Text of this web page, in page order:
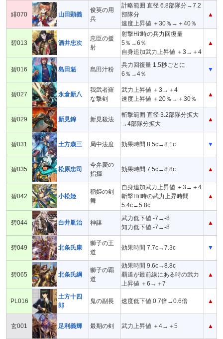
緋070 山田顕義
俊英の用
兵
計略範囲 直径 6.8部隊分→7.2
部隊分
速度上昇値 ＋30％→＋40％
▲
碧013 酒井忠次
忠臣の援
射
射撃Hit時の兵力回復量
5％→6％
自身追加武力上昇値 ＋3→＋4
▲
碧016 島田魁 島田汁粉
兵力回復量 1.5秒ごとに
6％→4％
▼
碧027 永倉新八
我武者羅
な撃剣
武力上昇値 ＋3→＋4
速度上昇値 ＋20％→＋30％
▲
碧029 新見錦 新見殺法
斬撃範囲 直径 3.2部隊分拡大
→4部隊分拡大
▲
碧031 土方歳三 局中法度 効果時間 8.5c→8.1c ▼
碧035 松原忠司
今弁慶の
指揮
効果時間 7.5c→8.8c ▲
碧042 小松姫
稲姫の剣
舞
自身追加武力上昇値 ＋3→＋4
斬撃Hit時の武力上昇時間
5.4c→5.8c
▲
碧044 白井胤治 神謀
武力低下値 -7→-8
知力低下値 -7→-8
▲
碧049 北条氏康
獅子の王
道
効果時間 7.7c→7.3c ▼
碧065 北条氏綱
獅子の覇
道
効果時間 9.6c→8.8c
覇道が最前線にある時の武力
上昇値 ＋6→＋7
▲
PL016
土方十四
郎
鬼の副長 速度低下値 0.7倍→0.6倍 ▲
玄001 足利義輝 最期の剣 武力上昇値 ＋4→＋5 ▲